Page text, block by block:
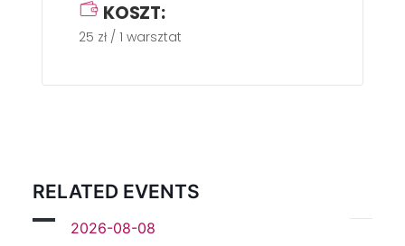
KOSZT:
25 zł / 1 warsztat
RELATED EVENTS
2026-08-08